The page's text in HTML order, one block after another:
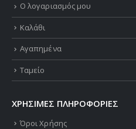
Ο λογαριασμός μου
Καλάθι
Αγαπημένα
Ταμείο
ΧΡΗΣΙΜΕΣ ΠΛΗΡΟΦΟΡΙΕΣ
Όροι Χρήσης